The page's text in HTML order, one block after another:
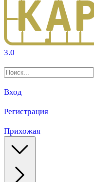
3.0
Вход
Регистрация
Прихожая